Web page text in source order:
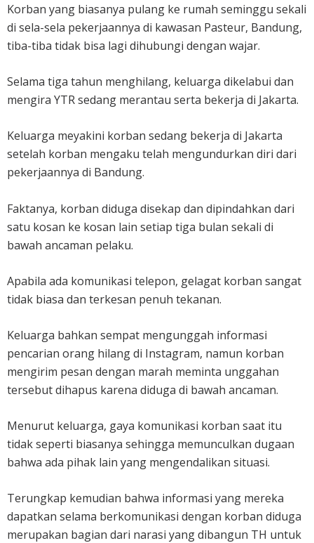
Korban yang biasanya pulang ke rumah seminggu sekali
di sela-sela pekerjaannya di kawasan Pasteur, Bandung,
tiba-tiba tidak bisa lagi dihubungi dengan wajar.
Selama tiga tahun menghilang, keluarga dikelabui dan
mengira YTR sedang merantau serta bekerja di Jakarta.
Keluarga meyakini korban sedang bekerja di Jakarta
setelah korban mengaku telah mengundurkan diri dari
pekerjaannya di Bandung.
Faktanya, korban diduga disekap dan dipindahkan dari
satu kosan ke kosan lain setiap tiga bulan sekali di
bawah ancaman pelaku.
Apabila ada komunikasi telepon, gelagat korban sangat
tidak biasa dan terkesan penuh tekanan.
Keluarga bahkan sempat mengunggah informasi
pencarian orang hilang di Instagram, namun korban
mengirim pesan dengan marah meminta unggahan
tersebut dihapus karena diduga di bawah ancaman.
Menurut keluarga, gaya komunikasi korban saat itu
tidak seperti biasanya sehingga memunculkan dugaan
bahwa ada pihak lain yang mengendalikan situasi.
Terungkap kemudian bahwa informasi yang mereka
dapatkan selama berkomunikasi dengan korban diduga
merupakan bagian dari narasi yang dibangun TH untuk